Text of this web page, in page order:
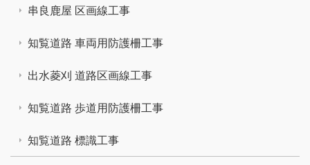
串良鹿屋 区画線工事
知覧道路 車両用防護柵工事
出水菱刈 道路区画線工事
知覧道路 歩道用防護柵工事
知覧道路 標識工事